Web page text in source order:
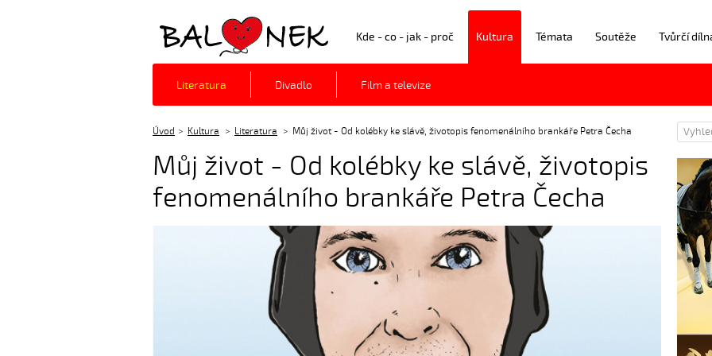
Balónek z.s. Kde - co - jak - proč Kultura Témata Soutěže Tvůrčí
Literatura Divadlo Film a televize
Úvod Kultura Literatura Můj život - Od kolébky ke slávě, životopis fenomenálního brankáře Petra Čecha
Můj život - Od kolébky ke slávě, životopis
fenomenálního brankáře Petra Čecha